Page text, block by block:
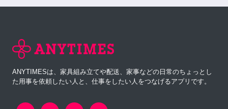
ANYTIMESは、家具組み立てや配送、家事などの日常のちょっとし
た用事を依頼したい人と、仕事をしたい人をつなげるアプリです。